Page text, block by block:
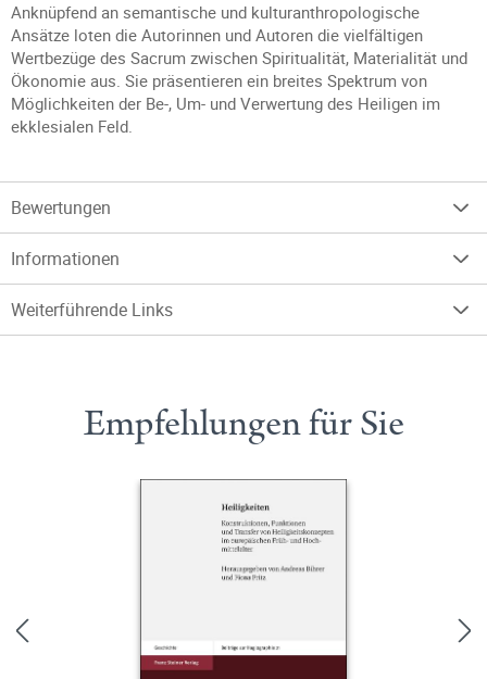
Anknüpfend an semantische und kulturanthropologische
Ansätze loten die Autorinnen und Autoren die vielfältigen
Wertbezüge des Sacrum zwischen Spiritualität, Materialität und
Ökonomie aus. Sie präsentieren ein breites Spektrum von
Möglichkeiten der Be-, Um- und Verwertung des Heiligen im
ekklesialen Feld.
Bewertungen
Informationen
Weiterführende Links
Empfehlungen für Sie